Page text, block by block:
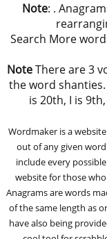
Note: .
Search More
NoteThere are 3
the word shanties.
is 20th, I is
Wordmaker is a
out of any given
include every
website for those
Anagrams are words
of the same length as
have also being